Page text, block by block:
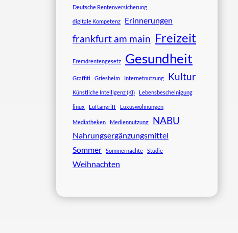
Deutsche Rentenversicherung
digitale Kompetenz Erinnerungen
frankfurt am main Freizeit
Fremdrentengesetz Gesundheit
Graffiti Griesheim Internetnutzung Kultur
Künstliche Intelligenz (KI) Lebensbescheinigung
linux Luftangriff Luxuswohnungen
Mediatheken Mediennutzung NABU
Nahrungsergänzungsmittel
Sommer
Sommernächte Studie
Weihnachten